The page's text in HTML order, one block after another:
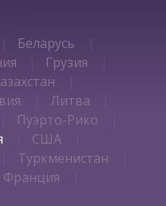
Беларусь
Грузия
Литва
Пуэрто-Рико
США
Туркменистан
Франция